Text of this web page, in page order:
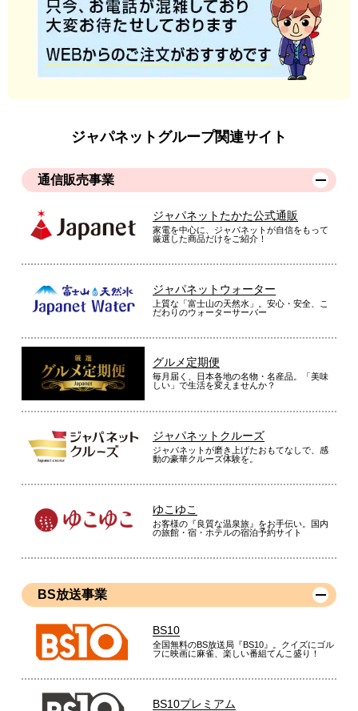
ジャパネットグループ関連サイト
通信販売事業
ジャパネットたかた公式通販
家電を中心に、ジャパネットが自信をもって
厳選した商品だけをご紹介！
ジャパネットウォーター
上質な「富士山の天然水」。安心・安全、こ
だわりのウォーターサーバー
グルメ定期便
毎月届く、日本各地の名物・名産品。「美味
しい」で生活を変えませんか？
ジャパネットクルーズ
ジャパネットが磨き上げたおもてなしで、感
動の豪華クルーズ体験を。
ゆこゆこ
お客様の『良質な温泉旅』をお手伝い。国内
の旅館・宿・ホテルの宿泊予約サイト
BS放送事業
BS10
全国無料のBS放送局『BS10』。クイズにゴル
フに映画に麻雀、楽しい番組てんこ盛り！
BS10プレミアム